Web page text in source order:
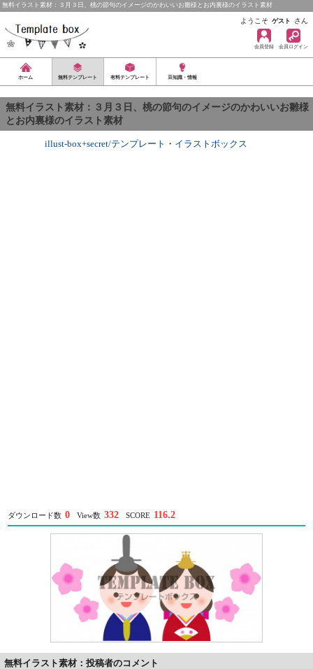
無料イラスト素材：３月３日、桃の節句のイメージのかわいいお雛様とお内裏様のイラスト素材
ようこそ ゲスト さん
会員登録 会員ログイン
ホーム 無料テンプレート 有料テンプレート 豆知識・情報
無料イラスト素材：３月３日、桃の節句のイメージのかわいいお雛様
とお内裏様のイラスト素材
illust-box+secret/テンプレート ・ イラストボックス
ダウンロード数 0 View数 332 SCORE 116.2
無料イラスト素材：投稿者のコメント